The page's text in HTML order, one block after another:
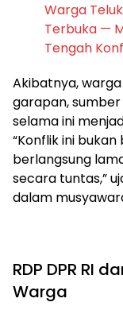
Warga
Terbuka —
Tengah
Akibatnya,
garapan,
selama ini
“Konflik ini
berlangsung
secara tuntas,”
dalam
RDP DPR RI
Warga